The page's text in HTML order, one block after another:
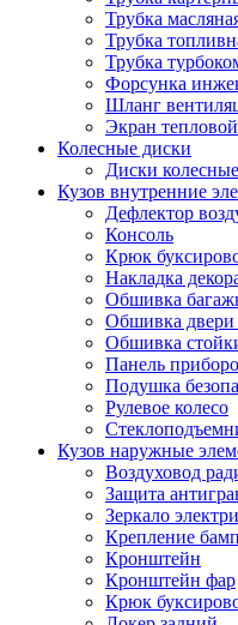
Трубка
Трубка
Трубка
Форсунка
Шланг
Экран тепловой
Колесные диски
Диски колесные
Кузов внутренние
Дефлектор
Консоль
Крюк
Накладка
Обшивка
Обшивка двери
Обшивка
Панель
Подушка
Рулевое колесо
Кузов наружные
Воздуховод
Защита
Зеркало
Крепление
Кронштейн
Кронштейн фар
Крюк